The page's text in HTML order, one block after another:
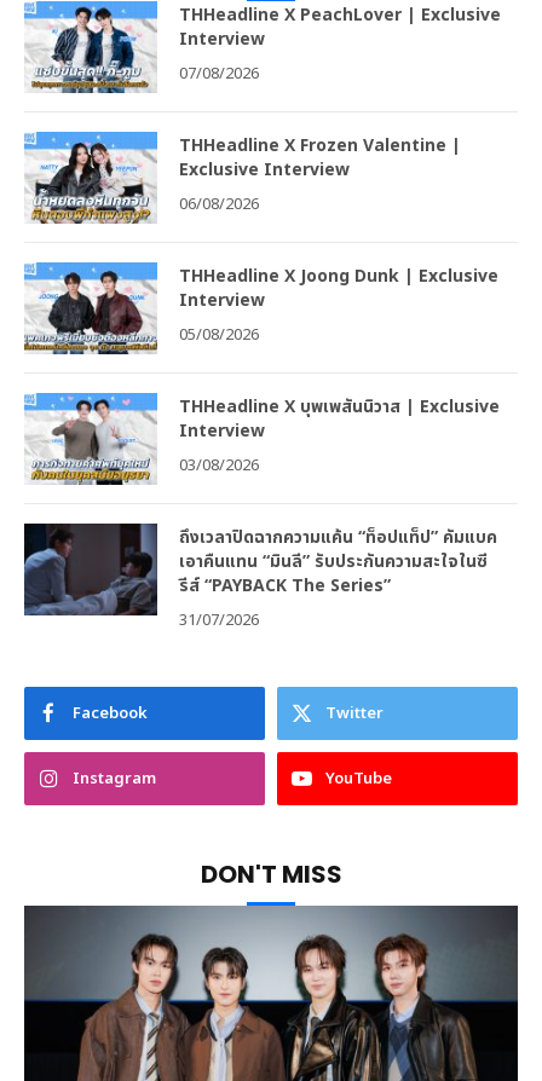
THHeadline X PeachLover | Exclusive
Interview
07/08/2026
THHeadline X Frozen Valentine |
Exclusive Interview
06/08/2026
THHeadline X Joong Dunk | Exclusive
Interview
05/08/2026
THHeadline X บุพเพสันนิวาส | Exclusive
Interview
03/08/2026
ถึงเวลาปิดฉากความแค้น “ท็อปแท็ป” คัมแบค
เอาคืนแทน “มินลี” รับประกันความสะใจในซี
รีส์ “PAYBACK The Series”
31/07/2026
Facebook Twitter
Instagram YouTube
DON'T MISS